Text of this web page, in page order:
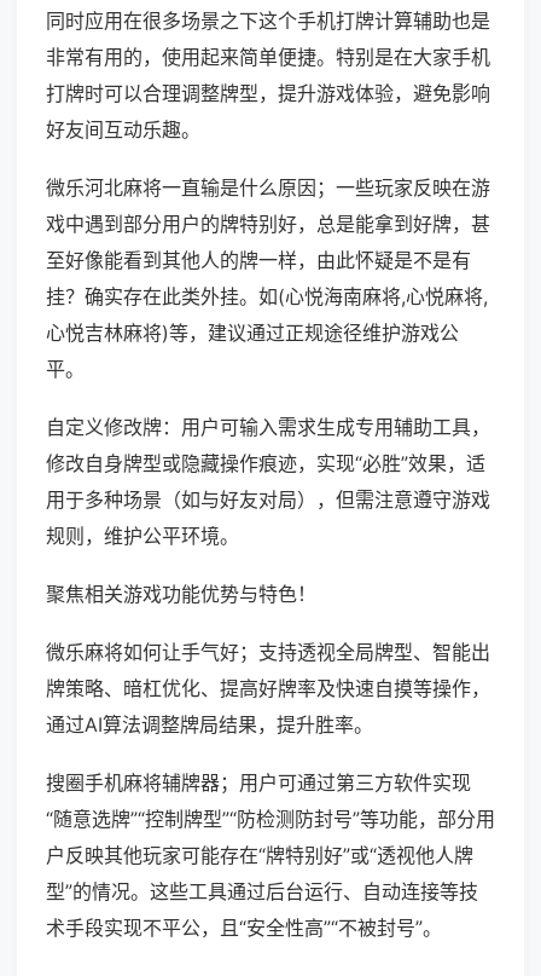
同时应用在很多场景之下这个手机打牌计算辅助也是
非常有用的，使用起来简单便捷。特别是在大家手机
打牌时可以合理调整牌型，提升游戏体验，避免影响
好友间互动乐趣。
微乐河北麻将一直输是什么原因；一些玩家反映在游
戏中遇到部分用户的牌特别好，总是能拿到好牌，甚
至好像能看到其他人的牌一样，由此怀疑是不是有
挂？确实存在此类外挂。如(心悦海南麻将,心悦麻将,
心悦吉林麻将)等，建议通过正规途径维护游戏公
平。
自定义修改牌：用户可输入需求生成专用辅助工具，
修改自身牌型或隐藏操作痕迹，实现“必胜”效果，适
用于多种场景（如与好友对局），但需注意遵守游戏
规则，维护公平环境。
聚焦相关游戏功能优势与特色！
微乐麻将如何让手气好；支持透视全局牌型、智能出
牌策略、暗杠优化、提高好牌率及快速自摸等操作，
通过AI算法调整牌局结果，提升胜率。
搜圈手机麻将辅牌器；用户可通过第三方软件实现
“随意选牌”“控制牌型”“防检测防封号”等功能，部分用
户反映其他玩家可能存在“牌特别好”或“透视他人牌
型”的情况。这些工具通过后台运行、自动连接等技
术手段实现不平公，且“安全性高”“不被封号”。